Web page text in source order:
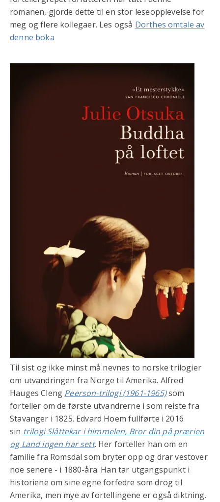
romanen, gjorde dette til en stor leseopplevelse for
meg og flere kollegaer. Les også Dorthes omtale av
denne boka
Til sist og ikke minst må nevnes to norske trilogier
om utvandringen fra Norge til Amerika. Alfred
Hauges Cleng Peerson-trilogi (1961-1965)som
forteller om de første utvandrerne i som reiste fra
Stavanger i 1825. Edvard Hoem fullførte i 2016
sin trilogi Slåttekar i himmelen, Bror din på prærien
og Land ingen har sett. Her forteller han om en
familie fra Romsdal som bryter opp og drar vestover
noe senere - i 1880-åra. Han tar utgangspunkt i
historiene om sine egne forfedre som drog til
Amerika, men mye av fortellingene er også diktning.